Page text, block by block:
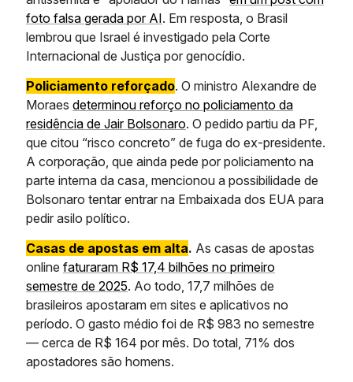
foto falsa gerada por AI. Em resposta, o Brasil
lembrou que Israel é investigado pela Corte
Internacional de Justiça por genocídio.
Policiamento reforçado. O ministro Alexandre de
Moraes determinou reforço no policiamento da
residência de Jair Bolsonaro. O pedido partiu da PF,
que citou “risco concreto” de fuga do ex-presidente.
A corporação, que ainda pede por policiamento na
parte interna da casa, mencionou a possibilidade de
Bolsonaro tentar entrar na Embaixada dos EUA para
pedir asilo político.
Casas de apostas em alta. As casas de apostas
online faturaram R$ 17,4 bilhões no primeiro
semestre de 2025. Ao todo, 17,7 milhões de
brasileiros apostaram em sites e aplicativos no
período. O gasto médio foi de R$ 983 no semestre
— cerca de R$ 164 por mês. Do total, 71% dos
apostadores são homens.